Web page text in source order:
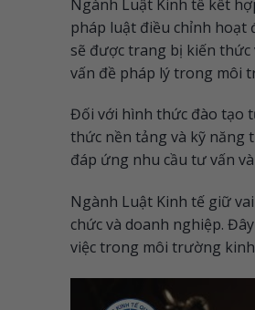
Ngành Luật Kinh tế kết
pháp luật điều chỉnh hoạt
sẽ được trang bị kiến
vấn đề pháp lý trong môi
Đối với hình thức đào tạo
thức nền tảng và kỹ năng
đáp ứng nhu cầu tư vấn
Ngành Luật Kinh tế giữ
chức và doanh nghiệp.
việc trong môi trường